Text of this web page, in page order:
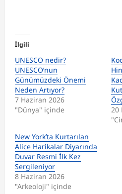
İlgili
UNESCO nedir?
UNESCO’nun
Günümüzdeki Önemi
Neden Artıyor?
7 Haziran 2026
"Dünya" içinde
20
New York’ta Kurtarılan
Alice Harikalar Diyarında
Duvar Resmi İlk Kez
Sergileniyor
8 Haziran 2026
"Arkeoloji" içinde